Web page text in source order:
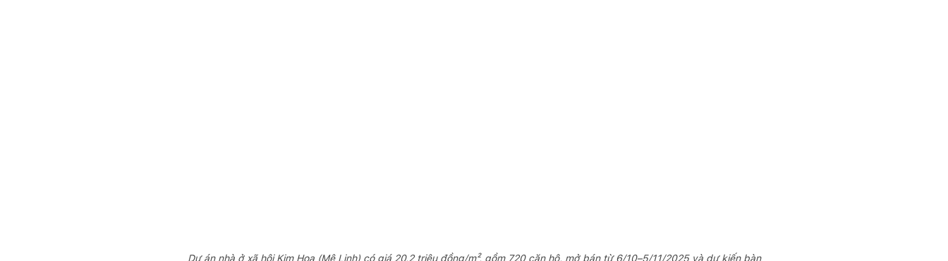
Dự án nhà ở xã hội Kim Hoa (Mê Linh) có giá 20,2 triệu đồng/m², gồm 720 căn hộ, mở bán từ 6/10–5/11/2025 và dự kiến bàn